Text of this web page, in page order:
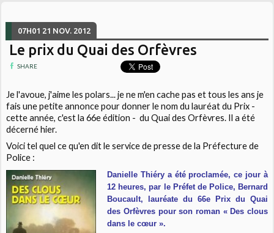
07H01 21 NOV. 2012
Le prix du Quai des Orfèvres
SHARE
Je l'avoue, j'aime les polars... je ne m'en cache pas et tous les ans je
fais une petite annonce pour donner le nom du lauréat du Prix -
cette année, c'est la 66e édition - du Quai des Orfèvres. Il a été
décerné hier.
Voici tel quel ce qu'en dit le service de presse de la Préfecture de
Police :
Danielle Thiéry a été proclamée, ce jour à
12 heures, par le Préfet de Police, Bernard
Boucault, lauréate du 66e Prix du Quai
des Orfèvres pour son roman « Des clous
dans le cœur ».